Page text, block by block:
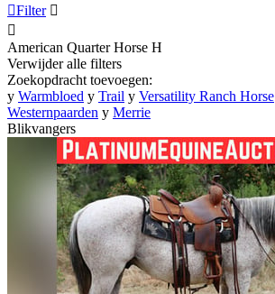
Filter 

American Quarter Horse H
Verwijder alle filters
Zoekopdracht toevoegen:
y Warmbloed y Trail y Versatility Ranch Horse
Westernpaarden y Merrie
Blikvangers